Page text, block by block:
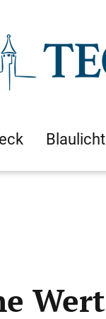
Blaulicht
Wert